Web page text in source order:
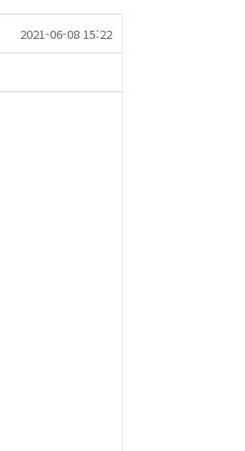
2021-06-08 15:22